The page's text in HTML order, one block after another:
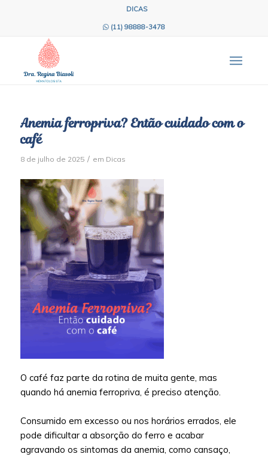
DICAS
(11) 98888-3478
Anemia ferropriva? Então cuidado com o
café
8 de julho de 2025 / em Dicas
O café faz parte da rotina de muita gente, mas
quando há anemia ferropriva, é preciso atenção.
Consumido em excesso ou nos horários errados, ele
pode dificultar a absorção do ferro e acabar
agravando os sintomas da anemia, como cansaço,